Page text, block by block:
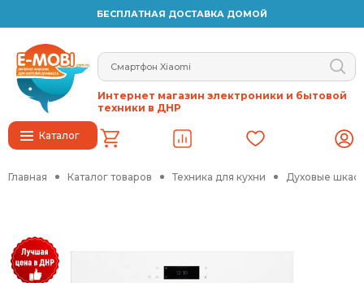
БЕСПЛАТНАЯ ДОСТАВКА ДОМОЙ
Каталог
Интернет магазин электроники и бытовой
техники в ДНР
Главная Каталог товаров Техника для кухни Духовые